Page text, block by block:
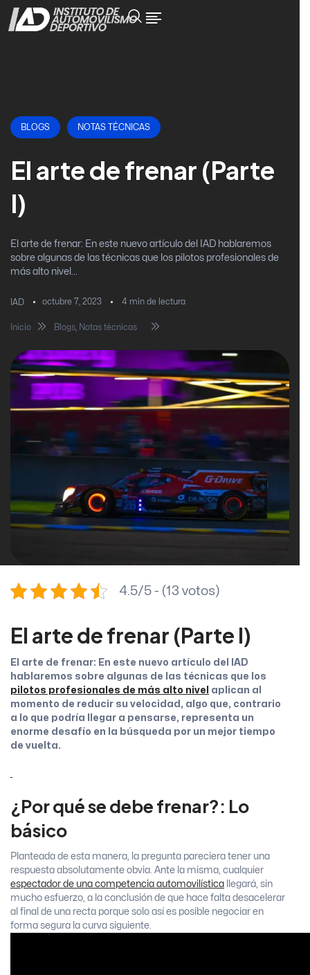
BLOGS NOTAS TÉCNICAS
El arte de frenar (Parte
I)
El arte de frenar: En este nuevo artículo del IAD hablaremos
sobre algunas de las técnicas que los pilotos profesionales de
más alto nivel...
IAD octubre 7, 2023 4 min de lectura
Inicio Blogs, Notas técnicas
4.5/5 - (13 votos)
El arte de frenar (Parte I)
El arte de frenar: En este nuevo artículo del IAD
hablaremos sobre algunas de las técnicas que los
pilotos profesionales de más alto nivel
aplican al
momento de reducir su velocidad, algo que, contrario
a lo que podría llegar a pensarse, representa un
enorme desafío en la búsqueda por un mejor tiempo
de vuelta.
¿Por qué se debe frenar?: Lo
básico
Planteada de esta manera, la pregunta pareciera tener una
respuesta absolutamente obvia. Ante la misma, cualquier
espectador de una competencia automovilística llegará, sin
mucho esfuerzo, a la conclusión de que hace falta desacelerar
al final de una recta porque solo así es posible negociar en
forma segura la curva siguiente.